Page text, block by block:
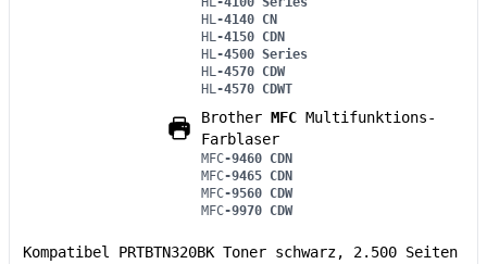
HL-4140 CN
HL-4150 CDN
HL-4500 Series
HL-4570 CDW
HL-4570 CDWT
Brother MFC Multifunktions-
Farblaser
MFC-9460 CDN
MFC-9465 CDN
MFC-9560 CDW
MFC-9970 CDW
Kompatibel PRTBTN320BK Toner schwarz, 2.500 Seiten